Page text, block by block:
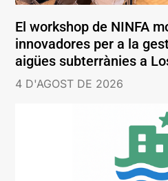
El workshop de NINFA
innovadores per a la
aigües subterrànies a
4 D'AGOST DE 2026